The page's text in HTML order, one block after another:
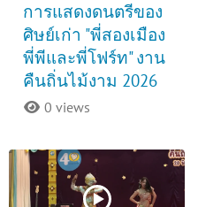
การแสดงดนตรีของ
ศิษย์เก่า "พี่สองเมือง
พี่พีและพี่โฟร์ท" งาน
คืนถิ่นไม้งาม 2026
0 views